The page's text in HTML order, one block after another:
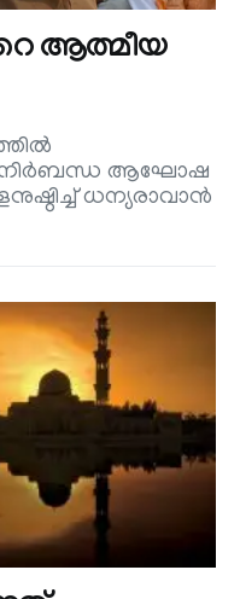
ആത്മീയ
നിര്‍ബന്ധ ആഘോഷ
ധന്യരാവാന്‍